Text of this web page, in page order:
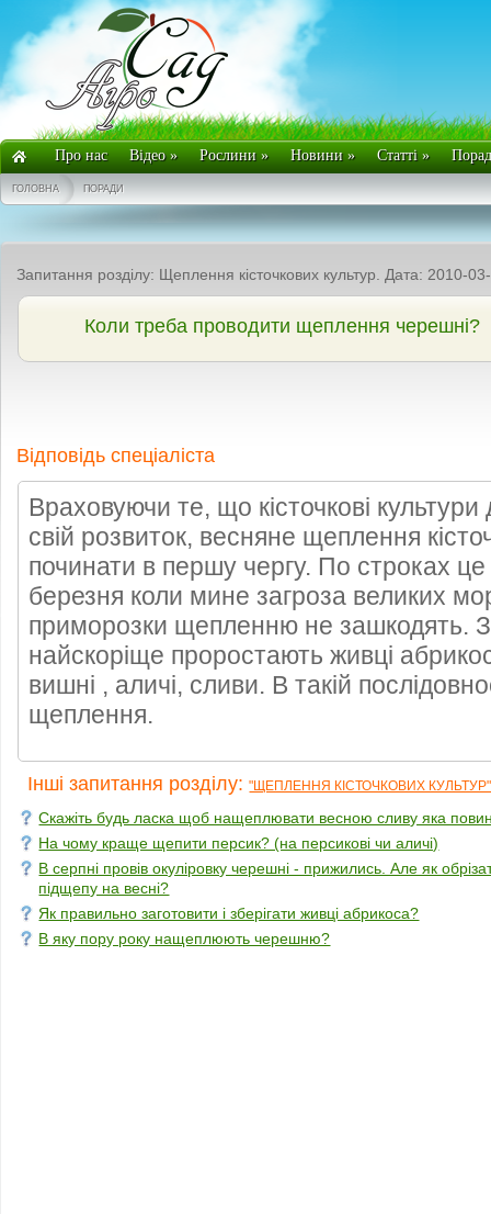
Про нас Відео» Рослини» Новини» Статті»
ПОРАДИ
ГОЛОВНА
Запитання розділу: Щеплення кісточкових культур. Дата: 2010-
Коли треба проводити щеплення черешні?
Відповідь спеціаліста
Враховуючи те, що кісточкові
свій розвиток, весняне щеплення
починати в першу чергу. По строках
березня коли мине загроза великих
приморозки щепленню не зашкодять. З
найскоріще проростають живці
вишні , аличі, сливи. В такій
щеплення.
Інші запитання розділу:"ЩЕПЛЕННЯ КІСТОЧКОВИХ КУЛЬТУР"
Скажіть будь ласка щоб нащеплювати весною сливу яка
На чому краще щепити персик? (на персикові чи аличі)
В серпні провів окуліровку черешні - прижились. Але як
підщепу на весні?
Як правильно заготовити і зберігати живці абрикоса?
В яку пору року нащеплюють черешню?